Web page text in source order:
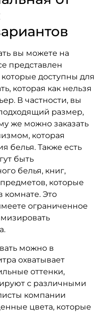
вы можете на
представлен
доступны для
которая как нельзя
В частности, вы
размер,
же можно заказать
которая
белья. Также есть
быть
белья, книг,
которые
комнате. Это
ограниченное
можно в
охватывает
оттенки,
с различными
компании
цвета, которые